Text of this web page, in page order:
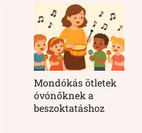
Mondókás ötletek
óvónőknek a
beszoktatáshoz